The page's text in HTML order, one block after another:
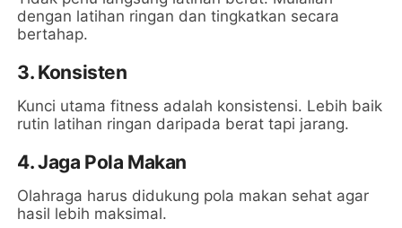
dengan latihan ringan dan tingkatkan secara
bertahap.
3. Konsisten
Kunci utama fitness adalah konsistensi. Lebih baik
rutin latihan ringan daripada berat tapi jarang.
4. Jaga Pola Makan
Olahraga harus didukung pola makan sehat agar
hasil lebih maksimal.